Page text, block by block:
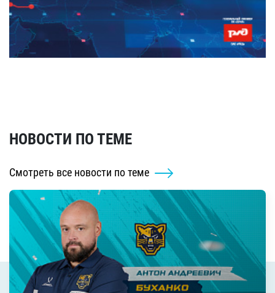
НОВОСТИ ПО ТЕМЕ
Смотреть все новости по теме